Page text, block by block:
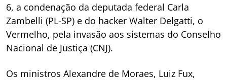
6, a condenação da deputada federal Carla
Zambelli (PL-SP) e do hacker Walter Delgatti, o
Vermelho, pela invasão aos sistemas do Conselho
Nacional de Justiça (CNJ).
Os ministros Alexandre de Moraes, Luiz Fux,